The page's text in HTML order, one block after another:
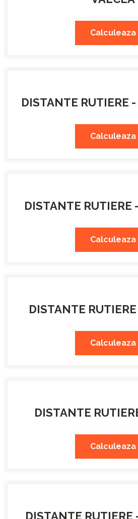
Calculeaza
DISTANTE RUTIERE
Calculeaza
DISTANTE RUTIERE
Calculeaza
DISTANTE
Calculeaza
DISTANTE
Calculeaza
DISTANTE RUTIERE